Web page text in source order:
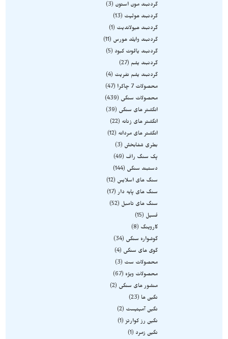
گردنبند مون استون
3
گردنبند هولیت
13
گردنبند هیولاندیت
1
گردنبند وایلد هورس
11
گردنبند یاقوت کبود
5
گردنبند یشم
27
گردنبند یشم نفریت
4
محصولات 7 چاکرا
47
محصولات سنگی
439
انگشتر های سنگی
39
انگشتر های زنانه
22
انگشتر های مردانه
12
بطری شفابخش
3
پک سنگ راف
49
دستبند سنگی
144
سنگ های اسلایس
12
سنگ های پایه دار 17
سنگ های تامبل
52
فسیل
15
کاروینگ
8
گوشواره سنگی
34
گوی های سنگی
4
محصولات ست
3
محصولات ویژه
67
منشور های سنگی
2
نگین ها
23
نگین آمیتیست
2
نگین رز کوارتز 1
نگین زمرد
1